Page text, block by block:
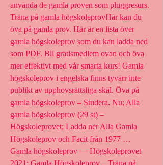
använda de gamla proven som pluggresurs.
Träna på gamla högskoleprovHär kan du
öva på gamla prov. Här är en lista över
gamla högskoleprov som du kan ladda ned
som PDF. Bli gratismedlem ovan och öva
mer effektivt med vår smarta kurs! Gamla
högskoleprov i engelska finns tyvärr inte
publikt av upphovsrättsliga skäl. Öva på
gamla högskoleprov – Studera. Nu; Alla
gamla högskoleprov (29 st) –
Högskoleprovet; Ladda ner Alla Gamla
Högskoleprov och Facit från 1977 …
Gamla högskoleprov — Högskoleprovet